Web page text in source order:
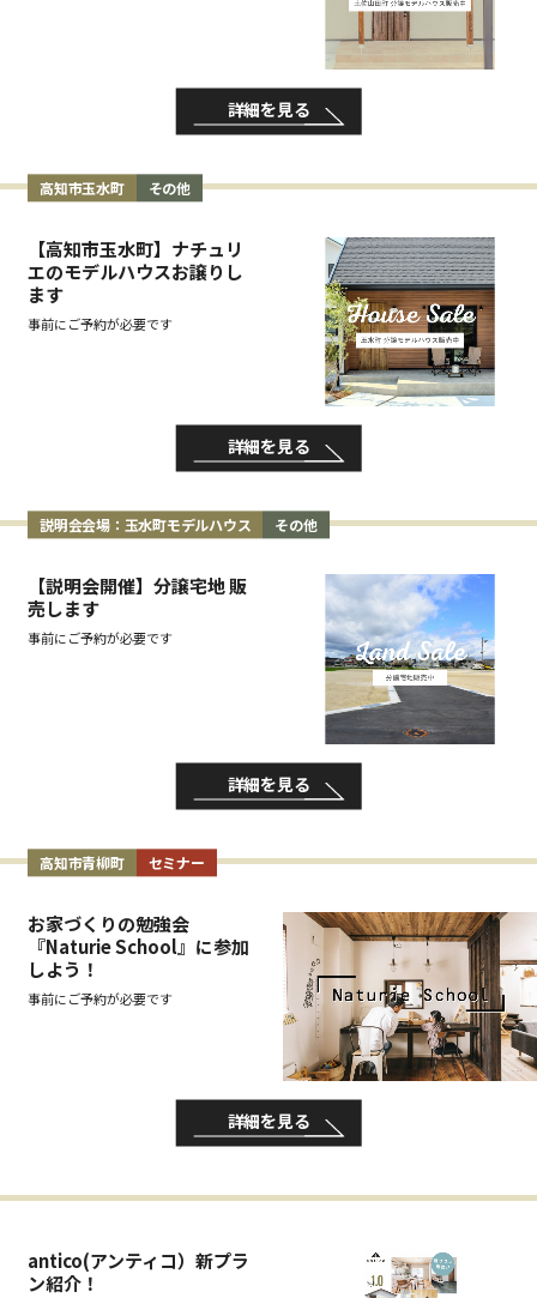
詳細を見る
高知市玉水町 その他
【高知市玉水町】ナチュリ
エのモデルハウスお譲りし
ます
事前にご予約が必要です
詳細を見る
説明会会場：玉水町モデルハウス その他
【説明会開催】分譲宅地 販
売します
事前にご予約が必要です
詳細を見る
高知市青柳町 セミナー
お家づくりの勉強会
『Naturie School』に参加
しよう！
事前にご予約が必要です
詳細を見る
antico(アンティコ）新プラ
ン紹介！